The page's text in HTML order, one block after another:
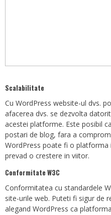
Scalabilitate
Cu WordPress website-ul dvs.
afacerea dvs. se dezvolta
acestei platforme. Este posibil
postari de blog, fara a
WordPress poate fi o platforma
prevad o crestere in viitor.
Conformitate W3C
Conformitatea cu standardele
site-urile web. Puteti fi sigur de
alegand WordPress ca